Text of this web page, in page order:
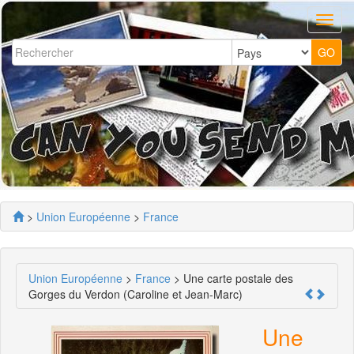
> Union Européenne > France
Union Européenne > France > Une carte postale des
Gorges du Verdon (Caroline et Jean-Marc)
Une